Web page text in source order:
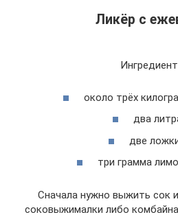
Ликёр с
около трёх
два
две
три грамма
Сначала нужно выжить сок
соковыжималки либо